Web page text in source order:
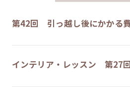
第42回 引っ越し後にかかる
インテリア・レッスン 第27回